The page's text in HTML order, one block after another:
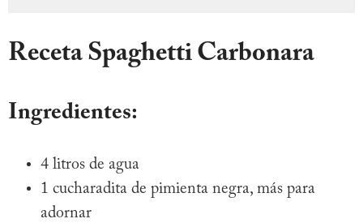
Receta Spaghetti Carbonara
Ingredientes:
4 litros de agua
1 cucharadita de pimienta negra, más para
adornar